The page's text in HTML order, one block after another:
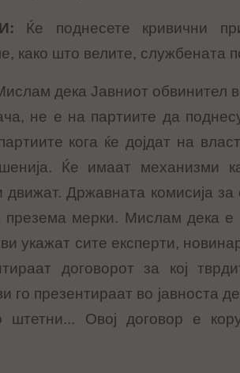
:
Ќе поднесете кривични
како што велите, службената
дека Јавниот обвинител
не е на партиите да
кога ќе дојдат на
Ќе имаат механизми
движат. Државната комисија
презема мерки. Мислам дека е
укажат сите експерти,
договорот за кој
го презентираат во јавноста
штетни... Овој договор е